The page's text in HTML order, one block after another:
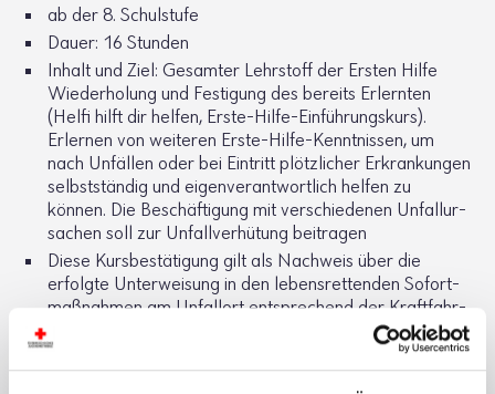
ab der 8. Schul­stufe
Dauer: 16 Stunden
Inhalt und Ziel: Gesamter Lehr­stoff der Ersten Hilfe
Wieder­ho­lung und Festi­gung des bereits Erlernten
(Helfi hilft dir helfen, Erste-Hilfe-Einfüh­rungs­kurs).
Erlernen von weiteren Erste-Hilfe-Kennt­nissen, um
nach Unfällen oder bei Eintritt plötz­li­cher Erkran­kungen
selbst­ständig und eigen­ver­ant­wort­lich helfen zu
können. Die Beschäf­ti­gung mit verschie­denen Unfall­ur­
sa­chen soll zur Unfall­ver­hü­tung beitragen
Diese Kurs­be­stä­ti­gung gilt als Nach­weis über die
erfolgte Unter­wei­sung in den lebens­ret­tenden Sofort­
maß­nahmen am Unfallort entspre­chend der Kraft­fahr­
ge­setz­durch­füh­rungs­ver­ord­nung 1967, 30. Novelle, §
28b.